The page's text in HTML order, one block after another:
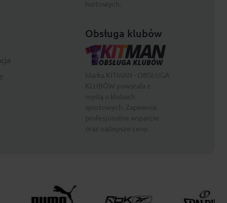
Obsługa klubów